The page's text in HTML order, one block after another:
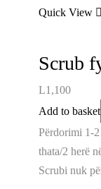
Quick View
Scrub
L1,100
Add to basket
Përdorimi 1-2
thata/2 herë
Scrubi nuk